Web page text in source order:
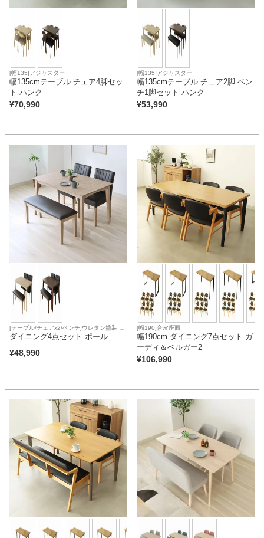
[幅135]アジャスター
幅135cmテーブル チェア4脚セッ
ト ハンク
¥70,990
[幅135]アジャスター
幅135cmテーブル チェア2脚 ベン
チ1脚セット ハンク
¥53,990
[テーブル/チェアx2/ベンチ]ウレタン塗装 合
皮座面
ダイニング4点セット ポール
¥48,990
[幅190]合皮座面
幅190cm ダイニング7点セット ガ
ーディ＆ベルガー2
¥106,990